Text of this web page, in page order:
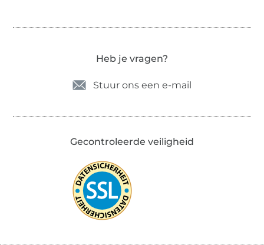
Heb je vragen?
Stuur ons een e-mail
Gecontroleerde veiligheid